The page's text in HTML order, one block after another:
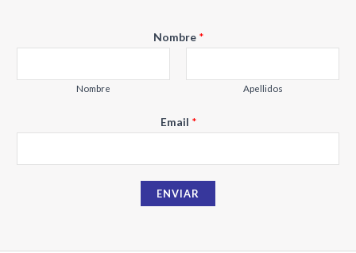
Nombre *
Nombre Apellidos
m
l
Email *
ENVIAR